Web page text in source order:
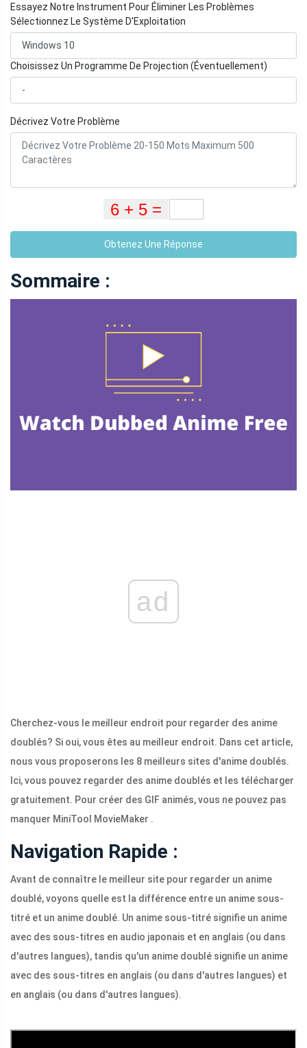
Essayez Notre Instrument Pour Éliminer Les Problèmes
Sélectionnez Le Système D'Exploitation
Choisissez Un Programme De Projection (Éventuellement)
Décrivez Votre Problème
Obtenez Une Réponse
Sommaire :
ad
Cherchez-vous le meilleur endroit pour regarder des anime
doublés? Si oui, vous êtes au meilleur endroit. Dans cet article,
nous vous proposerons les 8 meilleurs sites d'anime doublés.
Ici, vous pouvez regarder des anime doublés et les télécharger
gratuitement. Pour créer des GIF animés, vous ne pouvez pas
manquer MiniTool MovieMaker .
Navigation Rapide :
Avant de connaître le meilleur site pour regarder un anime
doublé, voyons quelle est la différence entre un anime sous-
titré et un anime doublé. Un anime sous-titré signifie un anime
avec des sous-titres en audio japonais et en anglais (ou dans
d'autres langues), tandis qu'un anime doublé signifie un anime
avec des sous-titres en anglais (ou dans d'autres langues) et
en anglais (ou dans d'autres langues).